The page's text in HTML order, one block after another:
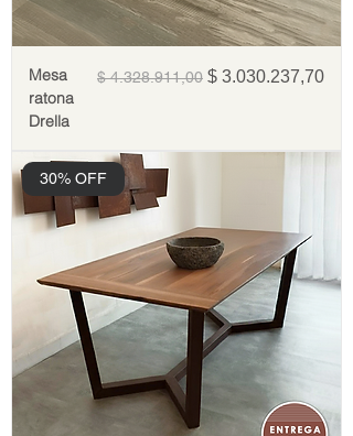
Mesa
ratona
Drella
Precio
$ 4.328.911,00 Precio de oferta
$ 3.030.237,70
30% OFF